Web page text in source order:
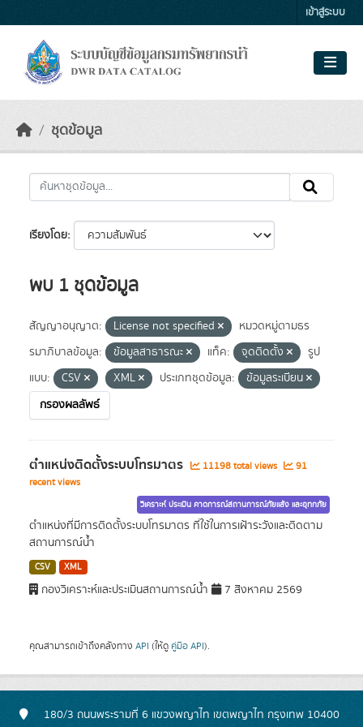
เข้าสู่ระบบ
ชุดข้อมูล
เรียงโดย
พบ 1 ชุดข้อมูล
สัญญาอนุญาต: License not specified
หมวดหมู่ตามธร
รมาภิบาลข้อมูล:
ข้อมูลสาธารณะ แท็ค: จุดติดตั้ง
รูป
แบบ:
CSV XML ประเภทชุดข้อมูล:
ข้อมูลระเบียน
กรองผลลัพธ์
ตำแหน่งติดตั้งระบบโทรมาตร 11198 total views
91
recent views
วิเคราะห์ ประเมิน คาดการณ์สถานการณ์ภัยแล้ง และอุทกภัย
ตำแหน่งที่มีการติดตั้งระบบโทรมาตร ที่ใช้ในการเฝ้าระวังและติดตาม
สถานการณ์น้ำ
CSV XML
กองวิเคราะห์และประเมินสถานการณ์น้ำ 7 สิงหาคม 2569
คุณสามารถเข้าถึงคลังทาง API (ให้ดู คู่มือ API).
180/3 ถนนพระรามที่ 6 แขวงพญาไท เขตพญาไท กรุงเทพ 10400